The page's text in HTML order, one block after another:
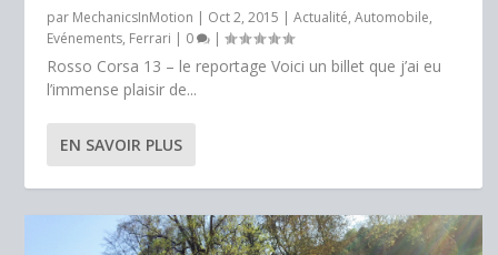
par MechanicsInMotion | Oct 2, 2015 |Actualité,Automobile,
Evénements, Ferrari | 0 |
Rosso Corsa 13 – le reportage Voici un billet que j’ai eu
l’immense plaisir de...
EN SAVOIR PLUS